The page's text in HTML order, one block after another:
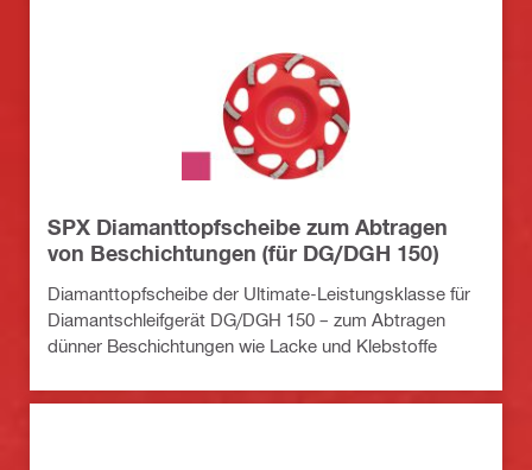
SPX Diamanttopfscheibe zum Abtragen
von Beschichtungen (für DG/DGH 150)
Diamanttopfscheibe der Ultimate-Leistungsklasse für
Diamantschleifgerät DG/DGH 150 – zum Abtragen
dünner Beschichtungen wie Lacke und Klebstoffe